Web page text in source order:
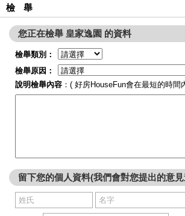
檢 舉
您正在檢舉 皇家逸園 的資料
檢舉類別：
檢舉原因：
說明檢舉內容 ：( 好房HouseFun會在最短的時
留下您的個人資料(我們會對您提出的意